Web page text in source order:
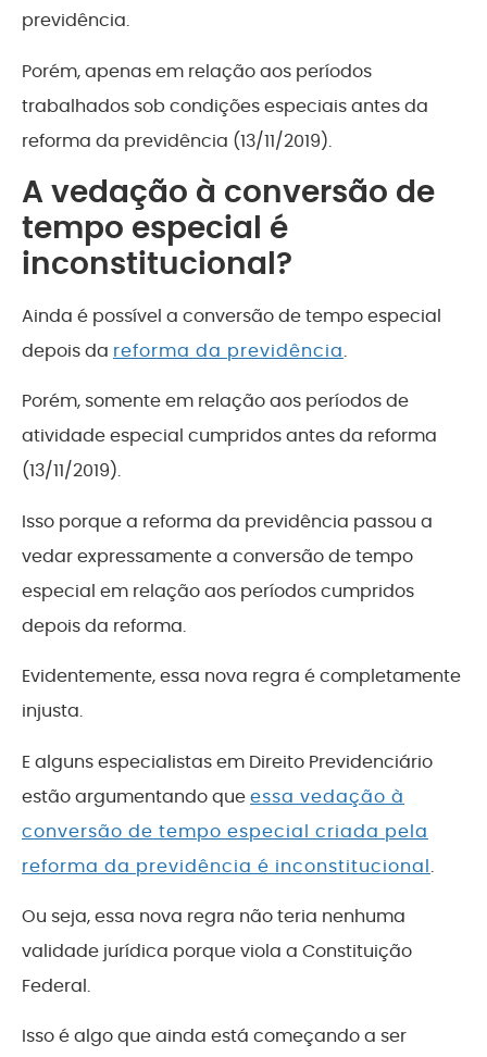
previdência.
Porém, apenas em relação aos períodos
trabalhados sob condições especiais antes da
reforma da previdência (13/11/2019).
A vedação à conversão de
tempo especial é
inconstitucional?
Ainda é possível a conversão de tempo especial
depois da reforma da previdência.
Porém, somente em relação aos períodos de
atividade especial cumpridos antes da reforma
(13/11/2019).
Isso porque a reforma da previdência passou a
vedar expressamente a conversão de tempo
especial em relação aos períodos cumpridos
depois da reforma.
Evidentemente, essa nova regra é completamente
injusta.
E alguns especialistas em Direito Previdenciário
estão argumentando queessa vedação à
conversão de tempo especial criada pela
reforma da previdência é inconstitucional.
Ou seja, essa nova regra não teria nenhuma
validade jurídica porque viola a Constituição
Federal.
Isso é algo que ainda está começando a ser